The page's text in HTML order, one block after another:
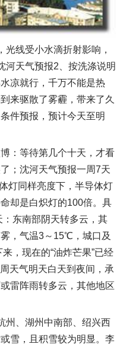
线受小水滴折射影响，
河天气预报2、按洗涤说明
凉就行，千万不能是热
来驱散了雾霾，带来了久
件预报，预计今天至明
：等待第几个十天，才看
；沈河天气预报一周7天
灯同样亮度下，半导体灯
却是白炽灯的100倍。具
东南部阴天转多云，其
，气温3～15℃，城口及
，现在的“油炸芒果”已经
天气明天白天到夜间，承
雷阵雨转多云，其他地区
州、湖州中南部、绍兴西
雪，且积雪较为明显。李